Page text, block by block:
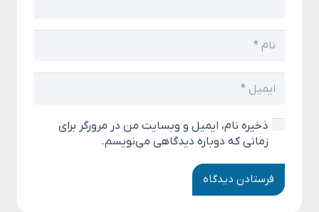
ذخیره نام، ایمیل و وبسایت من در مرورگر برای
زمانی که دوباره دیدگاهی می‌نویسم.
فرستادن دیدگاه